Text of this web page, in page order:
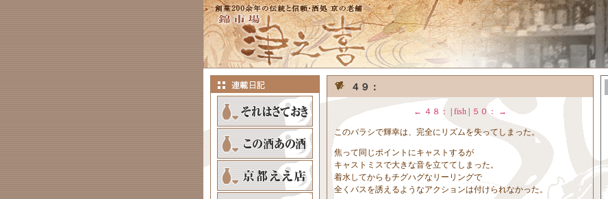
４９：
← ４８： fish ５０： →
このバラシで輝幸は、完全にリズムを失ってしまった。
焦って同じポイントにキャストするが
キャストミスで大きな音を立ててしまった。
着水してからもチグハグなリーリングで
全くバスを誘えるようなアクションは付けられなかった。